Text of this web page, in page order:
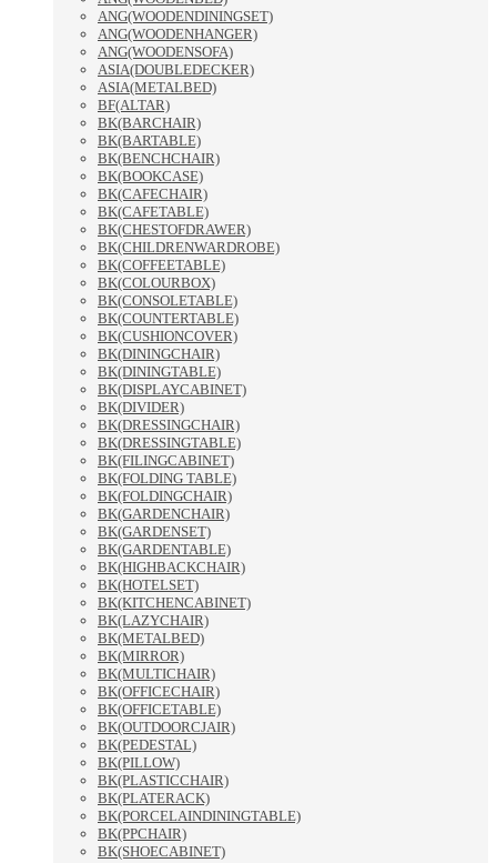
ANG(WOODENDININGSET)
ANG(WOODENHANGER)
ANG(WOODENSOFA)
ASIA(DOUBLEDECKER)
ASIA(METALBED)
BF(ALTAR)
BK(BARCHAIR)
BK(BARTABLE)
BK(BENCHCHAIR)
BK(BOOKCASE)
BK(CAFECHAIR)
BK(CAFETABLE)
BK(CHESTOFDRAWER)
BK(CHILDRENWARDROBE)
BK(COFFEETABLE)
BK(COLOURBOX)
BK(CONSOLETABLE)
BK(COUNTERTABLE)
BK(CUSHIONCOVER)
BK(DININGCHAIR)
BK(DININGTABLE)
BK(DISPLAYCABINET)
BK(DIVIDER)
BK(DRESSINGCHAIR)
BK(DRESSINGTABLE)
BK(FILINGCABINET)
BK(FOLDING TABLE)
BK(FOLDINGCHAIR)
BK(GARDENCHAIR)
BK(GARDENSET)
BK(GARDENTABLE)
BK(HIGHBACKCHAIR)
BK(HOTELSET)
BK(KITCHENCABINET)
BK(LAZYCHAIR)
BK(METALBED)
BK(MIRROR)
BK(MULTICHAIR)
BK(OFFICECHAIR)
BK(OFFICETABLE)
BK(OUTDOORCJAIR)
BK(PEDESTAL)
BK(PILLOW)
BK(PLASTICCHAIR)
BK(PLATERACK)
BK(PORCELAINDININGTABLE)
BK(PPCHAIR)
BK(SHOECABINET)